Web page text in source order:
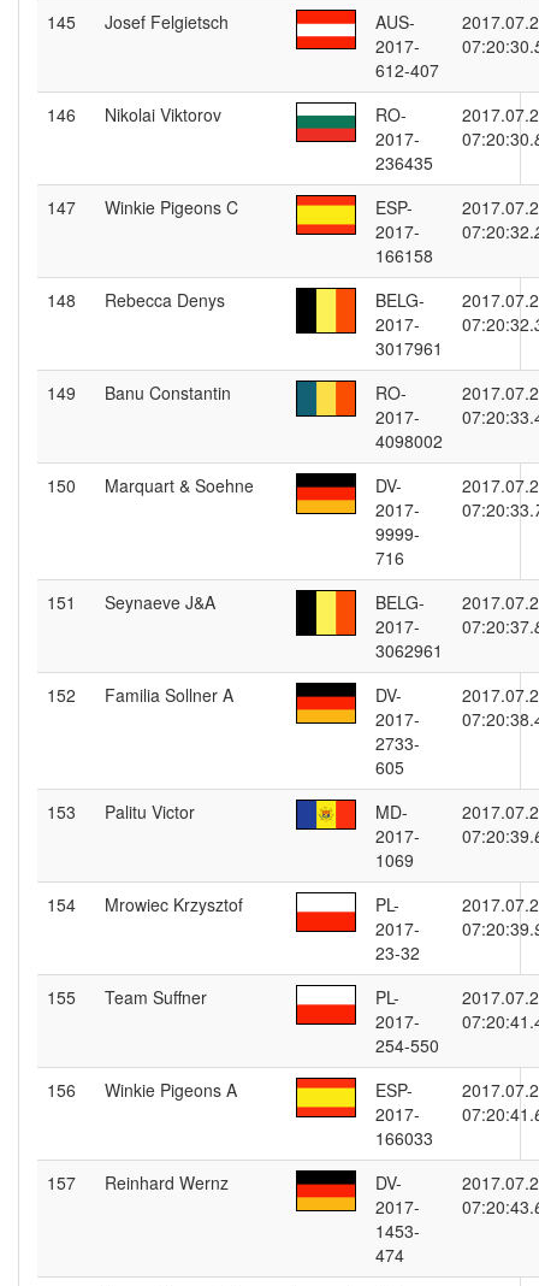
145 Josef Felgietsch
AUS-
2017-
612-407
07:20:30.
146 Nikolai Viktorov
RO-
2017-
236435
07:20:30.
147 Winkie Pigeons C
ESP-
2017-
166158
07:20:32.
148 Rebecca Denys
BELG-
2017-
3017961
07:20:32.
149 Banu Constantin
RO-
2017-
4098002
07:20:33.
150 Marquart & Soehne
DV-
2017-
9999-
716
07:20:33.
151 Seynaeve J&A
BELG-
2017-
3062961
07:20:37.
152 Familia Sollner A
DV-
2017-
2733-
605
07:20:38.
153 Palitu Victor
MD-
2017-
1069
07:20:39.
154 Mrowiec Krzysztof
PL-
2017-
23-32
07:20:39.
155 Team Suffner
PL-
2017-
254-550
07:20:41.
156 Winkie Pigeons A
ESP-
2017-
166033
07:20:41.
157 Reinhard Wernz
DV-
2017-
1453-
474
07:20:43.